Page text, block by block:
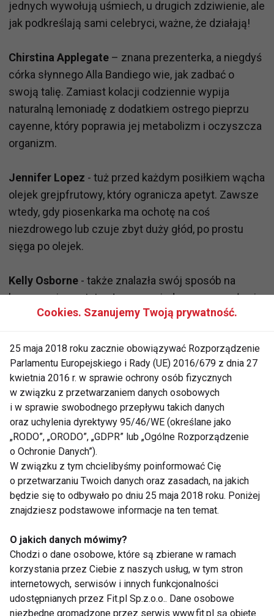
jednych wywołują uśmiech, u drugich zdziwienie, ale
jak podkreślają sami celebryci, ważne, że działają!
Chirstina Applegate – znana prezenterka, a niegdyś
córka słynnego Alla Bandiego wie, jak zadbać o
swoją talię. Zamiast kolacji codziennie wypija
naturalną lemoniadę z dodatkiem ostrego pieprzu
cayenne, który poprawia jej metabolizm i oczyszcza
organizm.
Jennifer Lopez - tuż przed każdym posiłkiem wącha
olejek grejpfrutowy, który ogranicza apetyt. Zawsze
wtedy, gdy piosenkarka ma ochotę na coś
niezdrowego lub czuje zbyt duży głód, po prostu
sięga po olejek.
Kelly Osborne - także znalazła swój sposób na
hamowanie apetytu. Jeszcze niedawno zmagała się
z ogromną nadwagą, dziś prezentuje szczupłą i
kaloryczne węglowodany: chipsy, chleb lub coś
słodkiego? Zjada kilka kiszonych ogórków. Jak
twierdzi, "są zdrowsze, hamują mój apetyt i
zniechęcają do jedzenia niezdrowego jedzenia".
Kluczem do zgrabniejszej sylwetki znanej
dziennikarki i prezenterki
sok z wyciskanych cytrusów. Oprah w ciągu dnia
poprawia swój metabolizm przegryzając między
posiłkami suszone śliwki, a wieczorami zamiast
pomarańczy, cytryn i grejfrutów. Taka detoksykacja
pozwala jej utrzymać apetyt w ryzach, a przede
wszystkim wagę w normie!
www.fit.pl
Cookies. Szanujemy Twoją prywatność.
25 maja 2018 roku zacznie obowiązywać Rozporządzenie
Parlamentu Europejskiego i Rady (UE) 2016/679 z dnia 27
kwietnia 2016 r. w sprawie ochrony osób fizycznych
w związku z przetwarzaniem danych osobowych
i w sprawie swobodnego przepływu takich danych
oraz uchylenia dyrektywy 95/46/WE (określane jako
„RODO”, „ORODO”, „GDPR” lub „Ogólne Rozporządzenie
o Ochronie Danych”).
W związku z tym chcielibyśmy poinformować Cię
o przetwarzaniu Twoich danych oraz zasadach, na jakich
będzie się to odbywało po dniu 25 maja 2018 roku. Poniżej
znajdziesz podstawowe informacje na ten temat.
O jakich danych mówimy?
Chodzi o dane osobowe, które są zbierane w ramach
korzystania przez Ciebie z naszych usług, w tym stron
internetowych, serwisów i innych funkcjonalności
udostępnianych przez Fit.pl Sp.z.o.o.. Dane osobowe
niezbędne gromadzone przez serwis www.fit.pl są objęte